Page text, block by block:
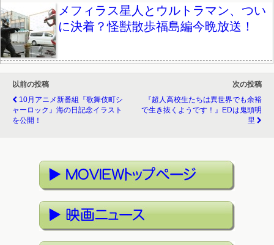
メフィラス星人とウルトラマン、つい
に決着？怪獣散歩福島編今晩放送！
以前の投稿
10月アニメ新番組『歌舞伎町シ
ャーロック』海の日記念イラスト
を公開！
次の投稿
『超人高校生たちは異世界でも余裕
で生き抜くようです！』EDは鬼頭明
里